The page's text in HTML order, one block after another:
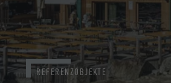
REFERENZOBJEKTE